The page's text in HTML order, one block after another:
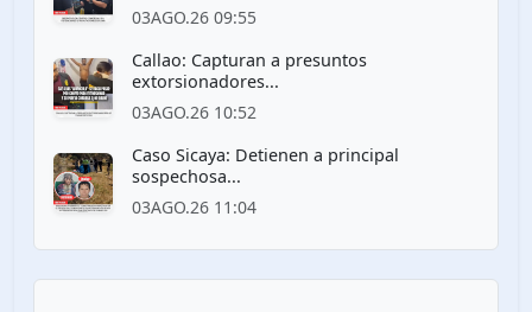
03AGO.26 09:55
Callao: Capturan a presuntos
extorsionadores...
03AGO.26 10:52
Caso Sicaya: Detienen a principal
sospechosa...
03AGO.26 11:04